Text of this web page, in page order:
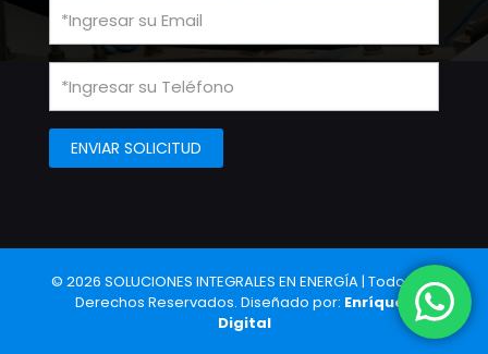
© 2026 SOLUCIONES INTEGRALES EN ENERGÍA | Todos los
Derechos Reservados. Diseñado por: Enríquez
Digital